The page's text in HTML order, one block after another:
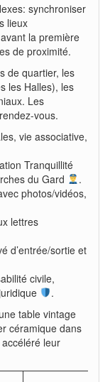
synchroniser
lieux
la première
de proximité.
de quartier, les
les Halles), les
Les
vous.
vie associative,
Tranquillité
du Gard
.
photos/vidéos,
lettres
d’entrée/sortie et
civile,
.
table vintage
céramique dans
leur